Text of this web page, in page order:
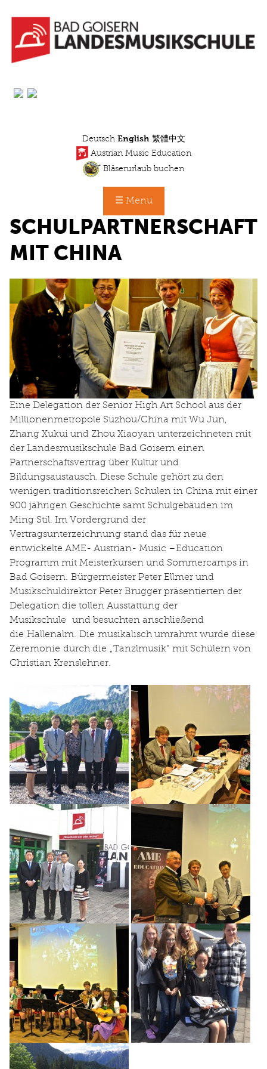
main
content
Deutsch English 繁體中文
Austrian Music Education
Bläserurlaub buchen
☰ Menu
SCHULPARTNERSCHAFT
MIT CHINA
Eine Delegation der Senior High Art School aus der
Millionenmetropole Suzhou/China mit Wu Jun,
Zhang Xukui und Zhou Xiaoyan unterzeichneten mit
der Landesmusikschule Bad Goisern einen
Partnerschaftsvertrag über Kultur und
Bildungsaustausch. Diese Schule gehört zu den
wenigen traditionsreichen Schulen in China mit einer
900 jährigen Geschichte samt Schulgebäuden im
Ming Stil. Im Vordergrund der
Vertragsunterzeichnung stand das für neue
entwickelte AME- Austrian- Music –Education
Programm mit Meisterkursen und Sommercamps in
Bad Goisern. Bürgermeister Peter Ellmer und
Musikschuldirektor Peter Brugger präsentierten der
Delegation die tollen Ausstattung der
Musikschule und besuchten anschließend
die Hallenalm. Die musikalisch umrahmt wurde diese
Zeremonie durch die „Tanzlmusik" mit Schülern von
Christian Krenslehner.